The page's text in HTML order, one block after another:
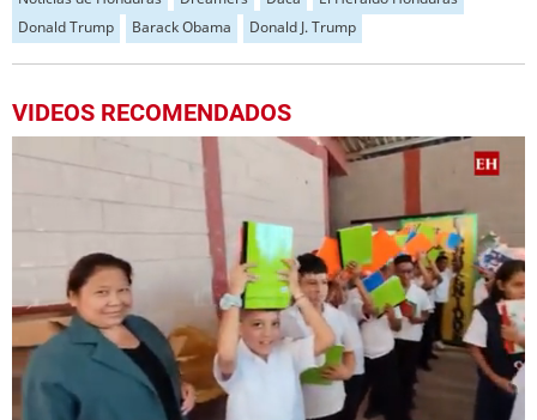
Donald Trump
Barack Obama Donald J. Trump
VIDEOS RECOMENDADOS